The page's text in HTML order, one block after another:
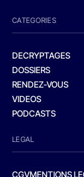
CATEGORIES
DECRYPTAGES
DOSSIERS
RENDEZ-VOUS
VIDEOS
PODCASTS
LEGAL
CGVMENTIONS